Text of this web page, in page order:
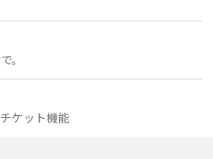
。
ケット機能